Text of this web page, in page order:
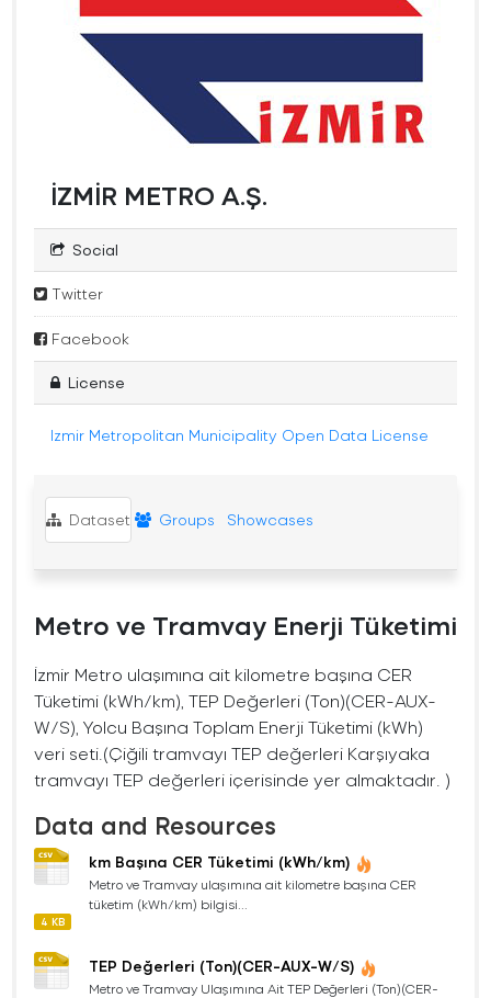
İZMİR METRO A.Ş.
Social
Twitter
Facebook
License
Izmir Metropolitan Municipality Open Data License
Dataset Groups Showcases
Metro ve Tramvay Enerji Tüketimi
İzmir Metro ulaşımına ait kilometre başına CER
Tüketimi (kWh/km), TEP Değerleri (Ton)(CER-AUX-
W/S), Yolcu Başına Toplam Enerji Tüketimi (kWh)
veri seti.(Çiğili tramvayı TEP değerleri Karşıyaka
tramvayı TEP değerleri içerisinde yer almaktadır. )
Data and Resources
km Başına CER Tüketimi (kWh/km)
Metro ve Tramvay ulaşımına ait kilometre başına CER
tüketim (kWh/km) bilgisi...
4 KB
TEP Değerleri (Ton)(CER-AUX-W/S)
Metro ve Tramvay Ulaşımına Ait TEP Değerleri (Ton)(CER-